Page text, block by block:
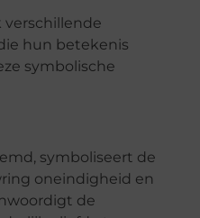
hun betekenis
symbolische
symboliseert de
oneindigheid en
de